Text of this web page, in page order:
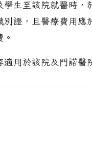
學生至該院就醫時，
別證，且醫療費用應
適用於該院及門諾醫